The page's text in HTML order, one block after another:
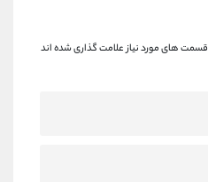
قسمت های مورد نیاز علامت گذاری شده اند